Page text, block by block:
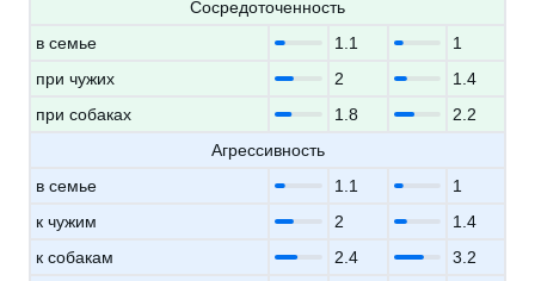
Сосредоточенность
в семье
1.1
1
при чужих
2
1.4
при собаках
1.8
2.2
Агрессивность
в семье
1.1
1
к чужим
2
1.4
к собакам
2.4
3.2